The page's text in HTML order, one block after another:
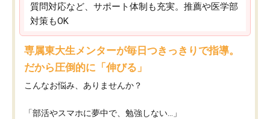
質問対応など、サポート体制も充実。推薦や医学部
対策もOK
専属東大生メンターが毎日つきっきりで指導。
だから圧倒的に「伸びる」
こんなお悩み、ありませんか？
「部活やスマホに夢中で、勉強しない…」